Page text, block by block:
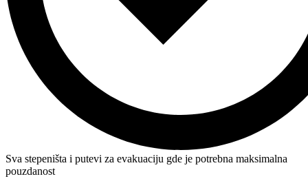
Sva stepeništa i putevi za evakuaciju gde je potrebna maksimalna
pouzdanost